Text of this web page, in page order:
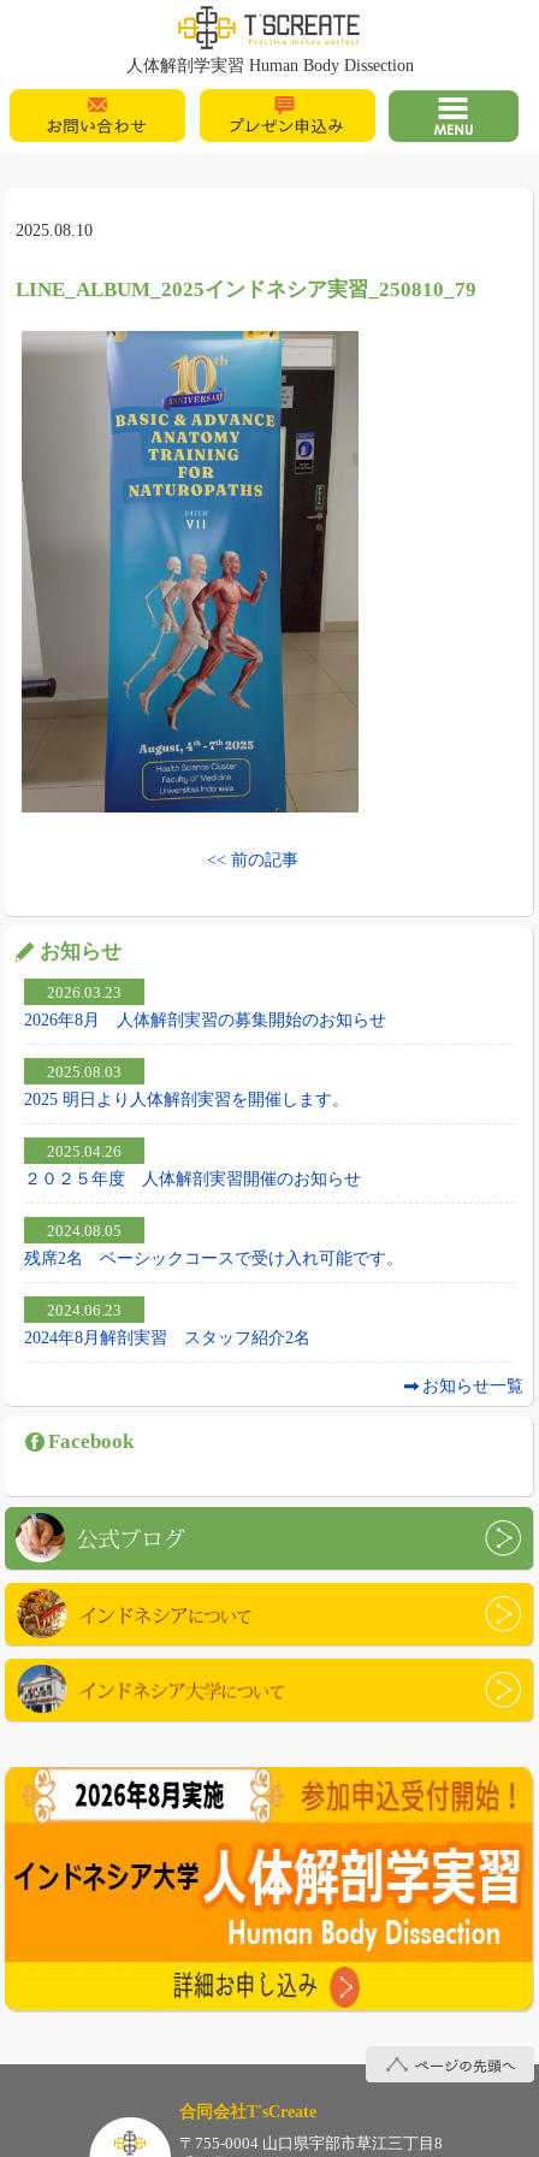
T's Create
人体解剖学実習 Human Body Dissection
お問い合わせ
プレゼン申込
MENU
2025.08.10
LINE_ALBUM_2025インドネシア実習_250810_79
<< 前の記事
お知らせ
2026.03.23
2026年8月 人体解剖実習の募集開始のお知らせ
2025.08.03
2025 明日より人体解剖実習を開催します。
2025.04.26
２０２５年度 人体解剖実習開催のお知らせ
2024.08.05
残席2名 ベーシックコースで受け入れ可能です。
2024.06.23
2024年8月解剖実習 スタッフ紹介2名
お知らせ一覧
Facebook
公式ブログ
インドネシアについて
インドネシア大学について
合同会社T'sCreate
〒755-0004 山口県宇部市草江三丁目8